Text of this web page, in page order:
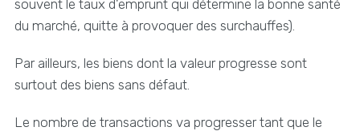
souvent le taux d'emprunt qui détermine la bonne santé
du marché, quitte à provoquer des surchauffes).
Par ailleurs, les biens dont la valeur progresse sont
surtout des biens sans défaut.
Le nombre de transactions va progresser tant que le